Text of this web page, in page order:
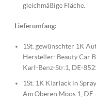
gleichmäßige Fläche.
Lieferumfang:
1St. gewünschter 1K
Hersteller: Beauty Car
Karl-Benz-Str.1, DE-
1St. 1K Klarlack in
Am Oberen Moos 1,